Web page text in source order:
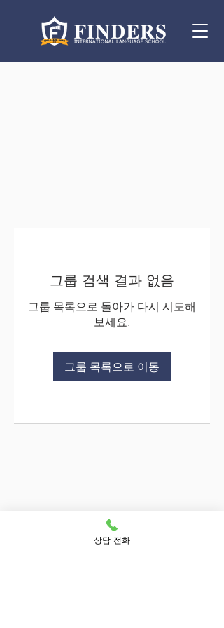
그룹 검색 결과 없음
그룹 목록으로 돌아가 다시 시도해
보세요.
그룹 목록으로 이동
상담 전화